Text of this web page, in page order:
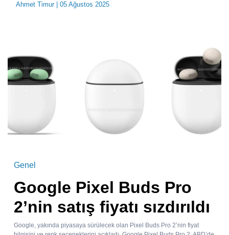
Ahmet Timur| 05 Ağustos 2025
Genel
Google Pixel Buds Pro
2’nin satış fiyatı sızdırıldı
Google, yakında piyasaya sürülecek olan Pixel Buds Pro 2’nin fiyat